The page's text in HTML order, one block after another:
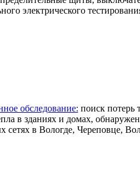
электрического
обследование: поиск потерь
в зданиях и домах,
сетях в Вологде, Череповце,